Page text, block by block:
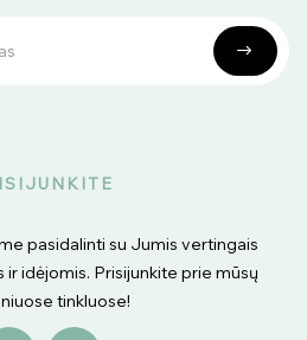
pasidalinti su Jumis vertingais
idėjomis. Prisijunkite prie mūsų
tinkluose!